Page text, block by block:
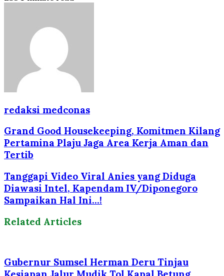
redaksi medconas
Grand Good Housekeeping, Komitmen Kilang
Pertamina Plaju Jaga Area Kerja Aman dan
Tertib
Tanggapi Video Viral Anies yang Diduga
Diawasi Intel, Kapendam IV/Diponegoro
Sampaikan Hal Ini...!
Related Articles
Gubernur Sumsel Herman Deru Tinjau